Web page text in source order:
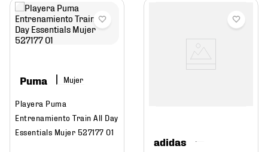
Puma Mujer
Playera Puma
Entrenamiento Train All Day
Essentials Mujer 527177 01
adidas